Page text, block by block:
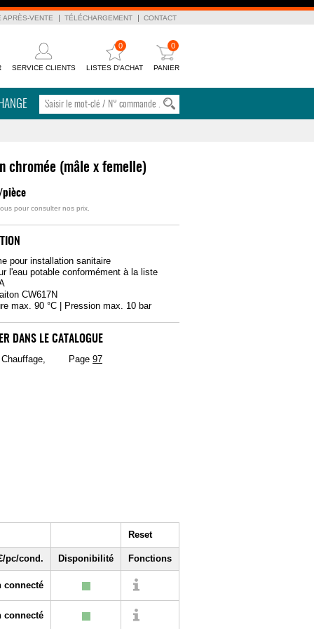
APRÈS-VENTE TÉLÉCHARGEMENT CONTACT
SERVICE CLIENTS
0
LISTES D'ACHAT
0
PANIER
chromée (mâle x femelle)
pour consulter nos prix.
pour installation sanitaire
l'eau potable conformément à la liste
CW617N
max. 90 °C | Pression max. 10 bar
DANS LE CATALOGUE
Page 97
Reset
pc/cond. Disponibilité Fonctions
connecté
connecté